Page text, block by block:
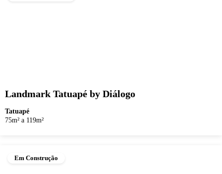
Landmark Tatuapé by Diálogo
Tatuapé
75m² a 119m²
Em Construção